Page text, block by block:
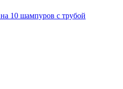
10 шампуров с трубой